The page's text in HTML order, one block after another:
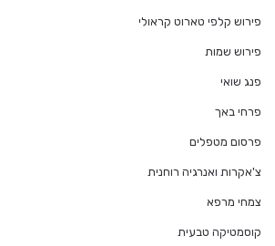
פירוש קלפי טארוט קראולי
פירוש שמות
פנג שואי
פרחי באך
פרסום מטפלים
צ'אקרות ואנרגיה רוחנית
צמחי מרפא
קוסמטיקה טבעית